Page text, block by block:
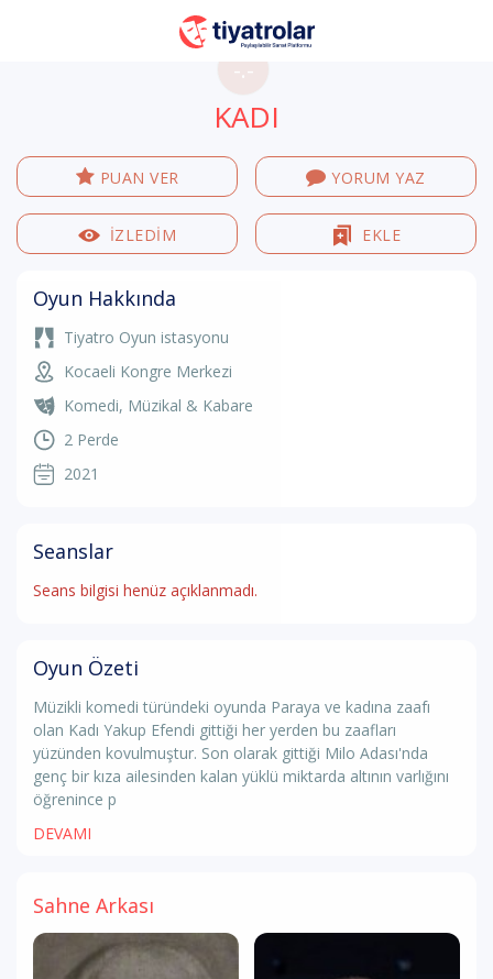
-.-
KADI
PUAN VER YORUM YAZ
İZLEDİM EKLE
Oyun Hakkında
Tiyatro Oyun istasyonu
Kocaeli Kongre Merkezi
Komedi, Müzikal & Kabare
2 Perde
2021
Seanslar
Seans bilgisi henüz açıklanmadı.
Oyun Özeti
Müzikli komedi türündeki oyunda Paraya ve kadına zaafı
olan Kadı Yakup Efendi gittiği her yerden bu zaafları
yüzünden kovulmuştur. Son olarak gittiği Milo Adası'nda
genç bir kıza ailesinden kalan yüklü miktarda altının varlığını
öğrenince p
DEVAMI
Sahne Arkası